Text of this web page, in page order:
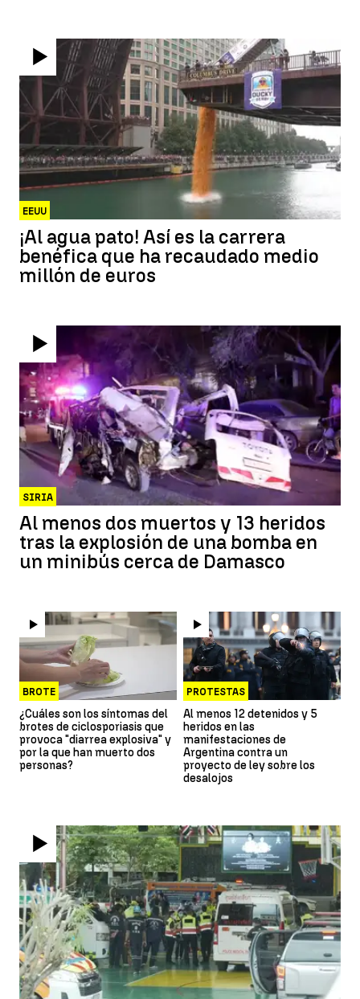
EEUU
¡Al agua pato! Así es la carrera
benéfica que ha recaudado medio
millón de euros
SIRIA
Al menos dos muertos y 13 heridos
tras la explosión de una bomba en
un minibús cerca de Damasco
BROTE
¿Cuáles son los síntomas del
brotes de ciclosporiasis que
provoca "diarrea explosiva" y
por la que han muerto dos
personas?
PROTESTAS
Al menos 12 detenidos y 5
heridos en las
manifestaciones de
Argentina contra un
proyecto de ley sobre los
desalojos